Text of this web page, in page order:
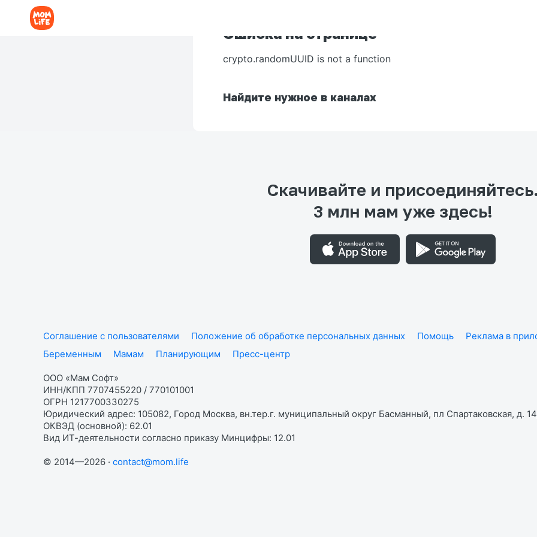
Ошибка на странице
crypto.randomUUID is not a function
Найдите нужное в каналах
Скачивайте и присоединяйтесь.
3 млн мам уже здесь!
Соглашение с пользователями Положение об обработке персональных данных Помощь Реклама в
Беременным
Мамам Планирующим Пресс-центр
ООО «Мам Софт»
ИНН/КПП 7707455220 / 770101001
ОГРН 1217700330275
Юридический адрес: 105082, Город Москва, вн.тер.г. муниципальный округ Басманный, пл Спартаковская, д.
ОКВЭД (основной): 62.01
Вид ИТ-деятельности согласно приказу Минцифры: 12.01
© 2014—2026 · contact@mom.life